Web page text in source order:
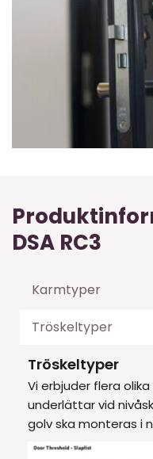
DSA RC3
Karmtyper
Tröskeltyper
Tröskeltyper
Vi erbjuder flera
underlättar vid
golv ska monteras i